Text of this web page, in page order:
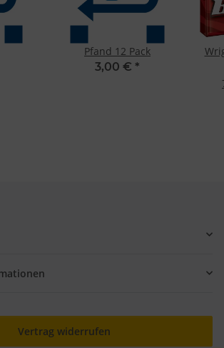
Pfand 12 Pack
3,00 € *
Vertrag widerrufen